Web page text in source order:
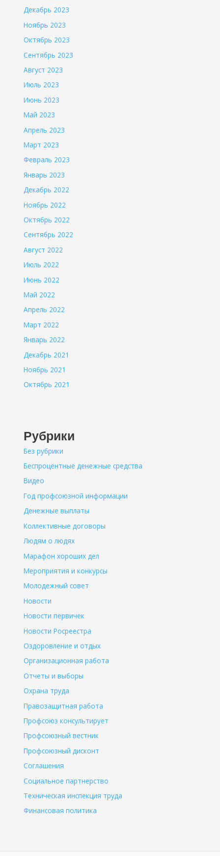
Декабрь 2023
Ноябрь 2023
Октябрь 2023
Сентябрь 2023
Август 2023
Июль 2023
Июнь 2023
Май 2023
Апрель 2023
Март 2023
Февраль 2023
Январь 2023
Декабрь 2022
Ноябрь 2022
Октябрь 2022
Сентябрь 2022
Август 2022
Июль 2022
Июнь 2022
Май 2022
Апрель 2022
Март 2022
Январь 2022
Декабрь 2021
Ноябрь 2021
Октябрь 2021
Рубрики
Без рубрики
Беспроцентные денежные средства
Видео
Год профсоюзной информации
Денежные выплаты
Коллективные договоры
Людям о людях
Марафон хороших дел
Мероприятия и конкурсы
Молодежный совет
Новости
Новости первичек
Новости Росреестра
Оздоровление и отдых
Организационная работа
Отчеты и выборы
Охрана труда
Правозащитная работа
Профсоюз консультирует
Профсоюзный вестник
Профсоюзный дисконт
Соглашения
Социальное партнерство
Техническая инспекция труда
Финансовая политика